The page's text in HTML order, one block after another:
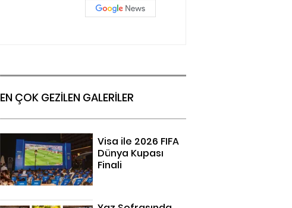
EN ÇOK GEZİLEN GALERİLER
Visa ile 2026 FIFA
Dünya Kupası
Finali